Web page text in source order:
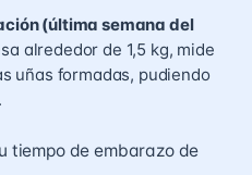
(última semana del
alrededor de 1,5 kg, mide
uñas formadas, pudiendo
tiempo de embarazo de